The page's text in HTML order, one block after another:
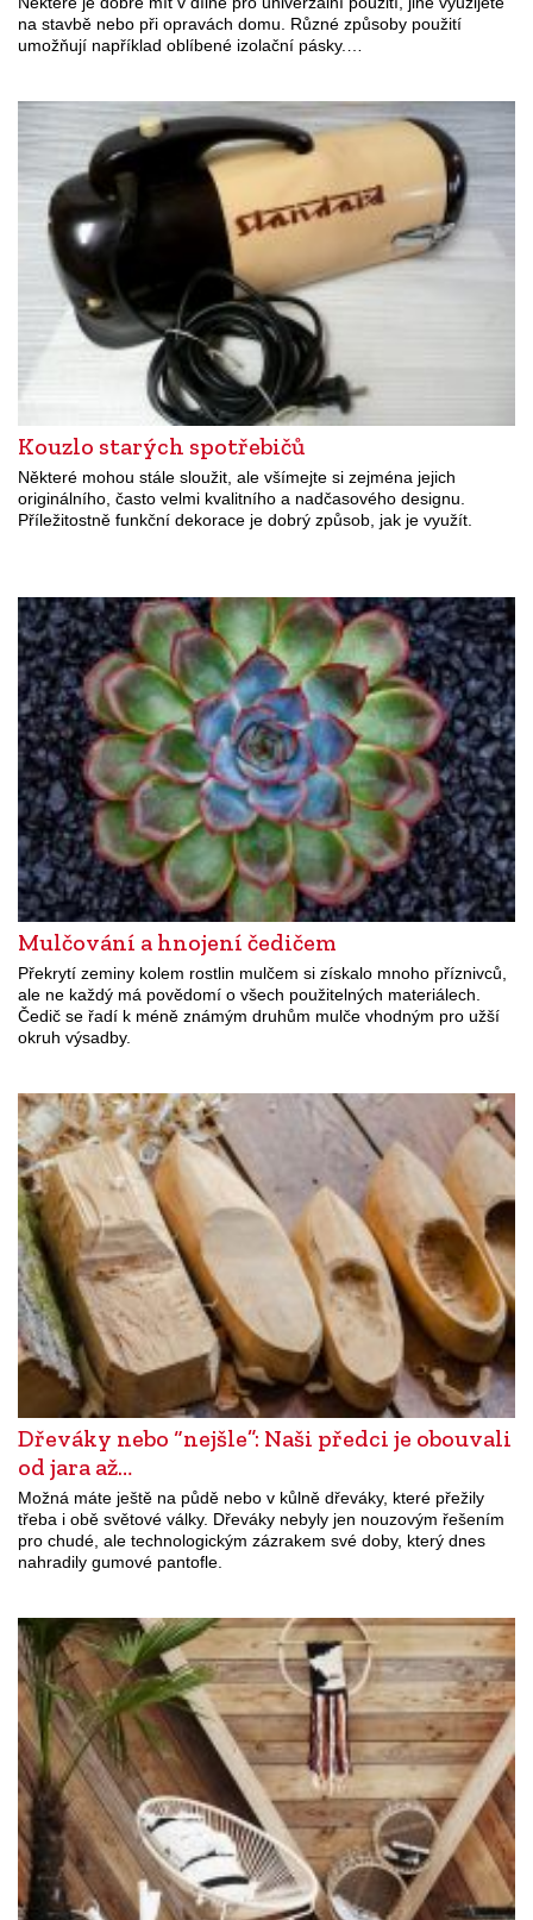
na stavbě nebo při opravách domu. Různé způsoby použití
umožňují například oblíbené izolační pásky.…
Kouzlo starých spotřebičů
Některé mohou stále sloužit, ale všímejte si zejména jejich
originálního, často velmi kvalitního a nadčasového designu.
Příležitostně funkční dekorace je dobrý způsob, jak je využít.
Mulčování a hnojení čedičem
Překrytí zeminy kolem rostlin mulčem si získalo mnoho příznivců,
ale ne každý má povědomí o všech použitelných materiálech.
Čedič se řadí k méně známým druhům mulče vhodným pro užší
okruh výsadby.
Dřeváky nebo “nejšle”: Naši předci je obouvali
od jara až…
Možná máte ještě na půdě nebo v kůlně dřeváky, které přežily
třeba i obě světové války. Dřeváky nebyly jen nouzovým řešením
pro chudé, ale technologickým zázrakem své doby, který dnes
nahradily gumové pantofle.